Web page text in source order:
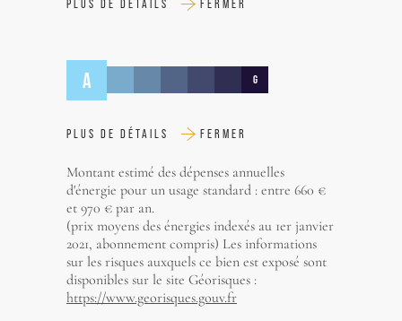
PLUS DE DÉTAILS FERMER
A G
PLUS DE DÉTAILS FERMER
Montant estimé des dépenses annuelles
d'énergie pour un usage standard : entre 660 €
et 970 € par an.
(prix moyens des énergies indexés au 1er janvier
2021, abonnement compris) Les informations
sur les risques auxquels ce bien est exposé sont
disponibles sur le site Géorisques :
https://www.georisques.gouv.fr